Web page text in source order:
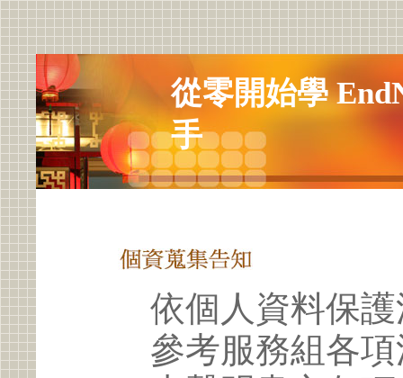
從零開始學
手
依個人資料保
參考服務組各